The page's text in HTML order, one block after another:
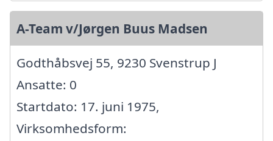
A-Team v/Jørgen Buus Madsen
Godthåbsvej 55, 9230 Svenstrup J
Ansatte: 0
Startdato: 17. juni 1975,
Virksomhedsform: